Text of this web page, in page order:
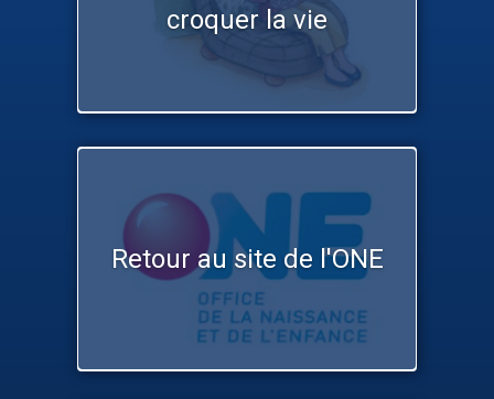
croquer la vie
Retour au site de l'ONE